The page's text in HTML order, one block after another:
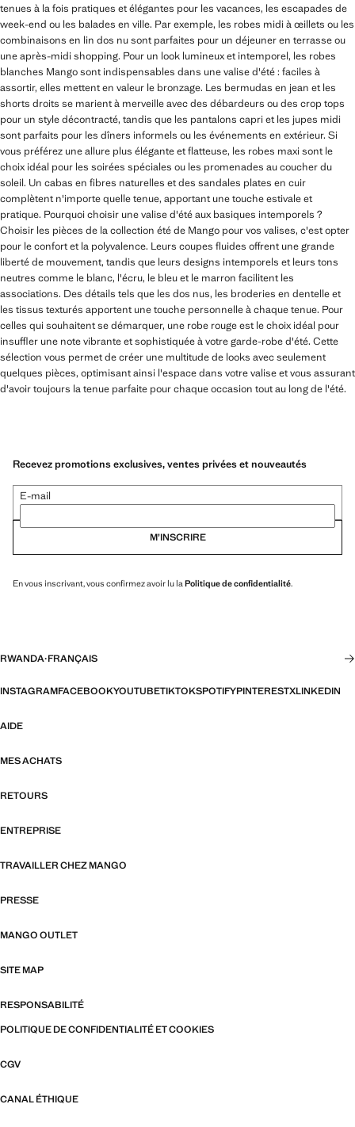
tenues à la fois pratiques et élégantes pour les vacances, les escapades de
week-end ou les balades en ville. Par exemple, les robes midi à œillets ou les
combinaisons en lin dos nu sont parfaites pour un déjeuner en terrasse ou
une après-midi shopping. Pour un look lumineux et intemporel, les robes
blanches Mango sont indispensables dans une valise d'été : faciles à
assortir, elles mettent en valeur le bronzage. Les bermudas en jean et les
shorts droits se marient à merveille avec des débardeurs ou des crop tops
pour un style décontracté, tandis que les pantalons capri et les jupes midi
sont parfaits pour les dîners informels ou les événements en extérieur. Si
vous préférez une allure plus élégante et flatteuse, les robes maxi sont le
choix idéal pour les soirées spéciales ou les promenades au coucher du
soleil. Un cabas en fibres naturelles et des sandales plates en cuir
complètent n'importe quelle tenue, apportant une touche estivale et
pratique. Pourquoi choisir une valise d'été aux basiques intemporels ?
Choisir les pièces de la collection été de Mango pour vos valises, c'est opter
pour le confort et la polyvalence. Leurs coupes fluides offrent une grande
liberté de mouvement, tandis que leurs designs intemporels et leurs tons
neutres comme le blanc, l'écru, le bleu et le marron facilitent les
associations. Des détails tels que les dos nus, les broderies en dentelle et
les tissus texturés apportent une touche personnelle à chaque tenue. Pour
celles qui souhaitent se démarquer, une robe rouge est le choix idéal pour
insuffler une note vibrante et sophistiquée à votre garde-robe d'été. Cette
sélection vous permet de créer une multitude de looks avec seulement
quelques pièces, optimisant ainsi l'espace dans votre valise et vous assurant
d'avoir toujours la tenue parfaite pour chaque occasion tout au long de l'été.
Recevez promotions exclusives, ventes privées et nouveautés
E-mail
M’INSCRIRE
En vous inscrivant, vous confirmez avoir lu la Politique de confidentialité.
RWANDA·FRANÇAIS
INSTAGRAMFACEBOOKYOUTUBETIKTOKSPOTIFYPINTERESTXLINKEDIN
AIDE
MES ACHATS
RETOURS
ENTREPRISE
TRAVAILLER CHEZ MANGO
PRESSE
MANGO OUTLET
SITE MAP
RESPONSABILITÉ
POLITIQUE DE CONFIDENTIALITÉ ET COOKIES
CGV
CANAL ÉTHIQUE